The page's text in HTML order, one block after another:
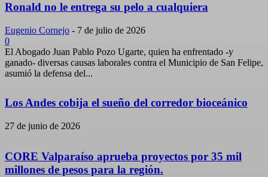
Ronald no le entrega su pelo a cualquiera
Eugenio Cornejo - 7 de julio de 2026
0
El Abogado Juan Pablo Pozo Ugarte, quien ha enfrentado -y
ganado- diversas causas laborales contra el Municipio de San Felipe,
asumió la defensa del...
Los Andes cobija el sueño del corredor bioceánico
27 de junio de 2026
CORE Valparaíso aprueba proyectos por 35 mil
millones de pesos para la región.